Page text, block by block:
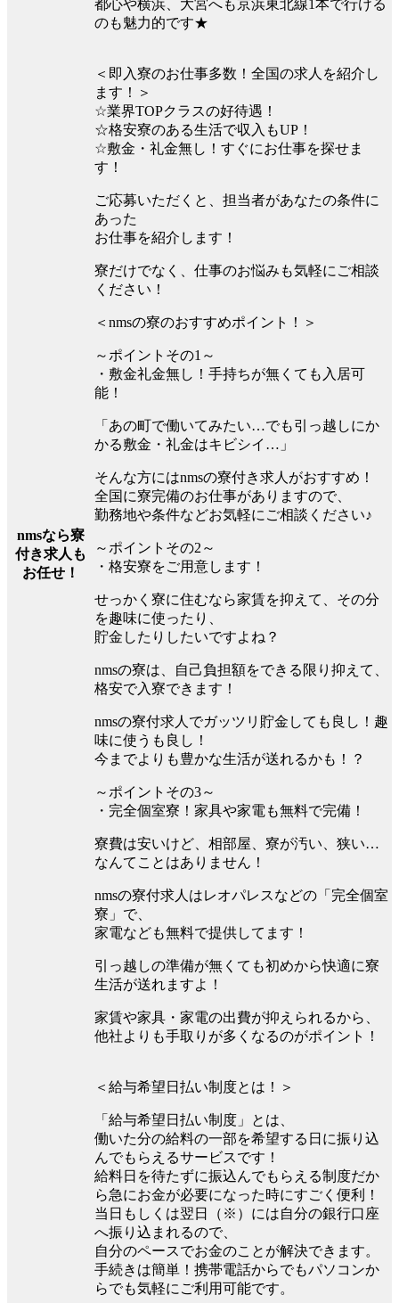
都心や横浜、大宮へも京浜東北線1本で行ける
のも魅力的です★
nmsなら寮
付き求人も
お任せ！
＜即入寮のお仕事多数！全国の求人を紹介し
ます！＞
☆業界TOPクラスの好待遇！
☆格安寮のある生活で収入もUP！
☆敷金・礼金無し！すぐにお仕事を探せま
す！
ご応募いただくと、担当者があなたの条件に
あった
お仕事を紹介します！
寮だけでなく、仕事のお悩みも気軽にご相談
ください！
＜nmsの寮のおすすめポイント！＞
～ポイントその1～
・敷金礼金無し！手持ちが無くても入居可
能！
「あの町で働いてみたい…でも引っ越しにか
かる敷金・礼金はキビシイ…」
そんな方にはnmsの寮付き求人がおすすめ！
全国に寮完備のお仕事がありますので、
勤務地や条件などお気軽にご相談ください♪
～ポイントその2～
・格安寮をご用意します！
せっかく寮に住むなら家賃を抑えて、その分
を趣味に使ったり、
貯金したりしたいですよね？
nmsの寮は、自己負担額をできる限り抑えて、
格安で入寮できます！
nmsの寮付求人でガッツリ貯金しても良し！趣
味に使うも良し！
今までよりも豊かな生活が送れるかも！？
～ポイントその3～
・完全個室寮！家具や家電も無料で完備！
寮費は安いけど、相部屋、寮が汚い、狭い…
なんてことはありません！
nmsの寮付求人はレオパレスなどの「完全個室
寮」で、
家電なども無料で提供してます！
引っ越しの準備が無くても初めから快適に寮
生活が送れますよ！
家賃や家具・家電の出費が抑えられるから、
他社よりも手取りが多くなるのがポイント！
＜給与希望日払い制度とは！＞
「給与希望日払い制度」とは、
働いた分の給料の一部を希望する日に振り込
んでもらえるサービスです！
給料日を待たずに振込んでもらえる制度だか
ら急にお金が必要になった時にすごく便利！
当日もしくは翌日（※）には自分の銀行口座
へ振り込まれるので、
自分のペースでお金のことが解決できます。
手続きは簡単！携帯電話からでもパソコンか
らでも気軽にご利用可能です。